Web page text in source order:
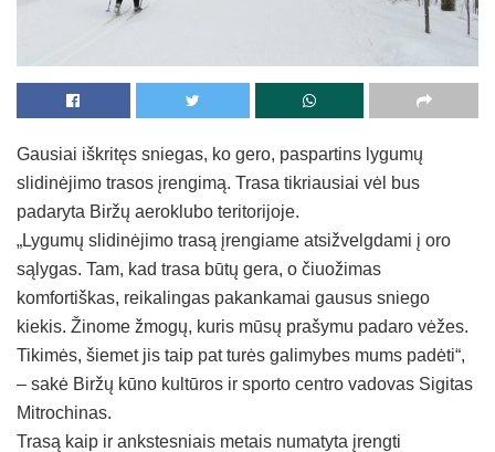
Gausiai iškritęs sniegas, ko gero, paspartins lygumų
slidinėjimo trasos įrengimą. Trasa tikriausiai vėl bus
padaryta Biržų aeroklubo teritorijoje.
„Lygumų slidinėjimo trasą įrengiame atsižvelgdami į oro
sąlygas. Tam, kad trasa būtų gera, o čiuožimas
komfortiškas, reikalingas pakankamai gausus sniego
kiekis. Žinome žmogų, kuris mūsų prašymu padaro vėžes.
Tikimės, šiemet jis taip pat turės galimybes mums padėti“,
– sakė Biržų kūno kultūros ir sporto centro vadovas Sigitas
Mitrochinas.
Trasą kaip ir ankstesniais metais numatyta įrengti